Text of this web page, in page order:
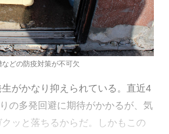
どの防疫対策が不可欠
がかなり抑えられている。直近4
の多発回避に期待がかかるが、気
ッと落ちるからだ。しかもこの